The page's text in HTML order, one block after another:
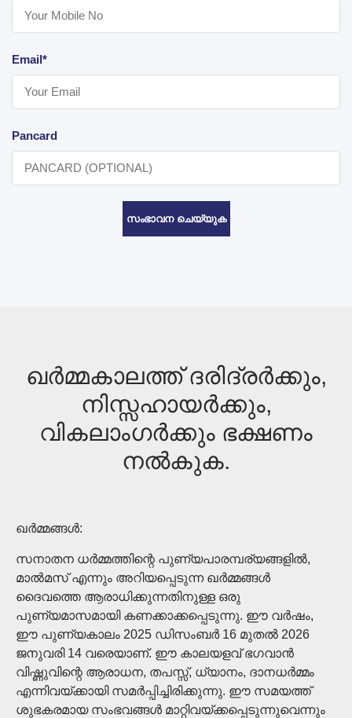
Email*
Pancard
സംഭാവന ചെയ്യുക
ഖർമ്മകാലത്ത് ദരിദ്രർക്കും,
നിസ്സഹായർക്കും,
വികലാംഗർക്കും ഭക്ഷണം
നൽകുക.
ഖർമ്മങ്ങൾ:
സനാതന ധർമ്മത്തിന്റെ പുണ്യപാരമ്പര്യങ്ങളിൽ,
മാൽമസ് എന്നും അറിയപ്പെടുന്ന ഖർമ്മങ്ങൾ
ദൈവത്തെ ആരാധിക്കുന്നതിനുള്ള ഒരു
പുണ്യമാസമായി കണക്കാക്കപ്പെടുന്നു. ഈ വർഷം,
ഈ പുണ്യകാലം 2025 ഡിസംബർ 16 മുതൽ 2026
ജനുവരി 14 വരെയാണ്. ഈ കാലയളവ് ഭഗവാൻ
വിഷ്ണുവിന്റെ ആരാധന, തപസ്സ്, ധ്യാനം, ദാനധർമ്മം
എന്നിവയ്ക്കായി സമർപ്പിച്ചിരിക്കുന്നു. ഈ സമയത്ത്
ശുഭകരമായ സംഭവങ്ങൾ മാറ്റിവയ്ക്കപ്പെടുന്നുവെന്നും